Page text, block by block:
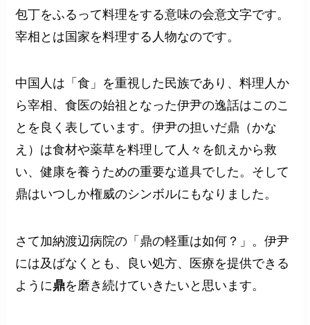
包丁をふるって料理をする意味の会意文字です。
宰相とは国家を料理する人物なのです。
中国人は「食」を重視した民族であり、料理人か
ら宰相、食医の始祖となった伊尹の逸話はこのこ
とを良く表しています。伊尹の担いだ鼎（かな
え）は食材や薬草を料理して人々を飢えから救
い、健康を養うための重要な道具でした。そして
鼎はいつしか権威のシンボルにもなりました。
さて加納渡辺病院の「鼎の軽重は如何？」。伊尹
には及ばなくとも、良い処方、医療を提供できる
ように鼎を磨き続けていきたいと思います。